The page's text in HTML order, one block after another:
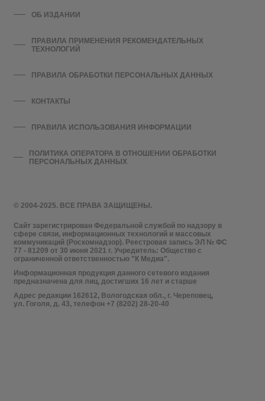
© 2004-2025. ВСЕ ПРАВА ЗАЩИЩЕНЫ.
Сайт зарегистрирован Федеральной службой по надзору в
сфере связи, информационных технологий и массовых
коммуникаций (Роскомнадзор). Реестровая запись ЭЛ № ФС
77 - 81209 от 30 июня 2021 г. Учредитель: Общество с
ограниченной ответственностью "К Медиа".
Информационная продукция данного сетевого издания
предназначена для лиц, достигших 16 лет и старше
Адрес редакции 162612, Вологодская обл., г. Череповец,
ул. Гоголя, д. 43, телефон +7 (8202) 28-20-40
ОБ ИЗДАНИИ
ПРАВИЛА ПРИМЕНЕНИЯ РЕКОМЕНДАТЕЛЬНЫХ
ТЕХНОЛОГИЙ
ПРАВИЛА ОБРАБОТКИ ПЕРСОНАЛЬНЫХ ДАННЫХ
КОНТАКТЫ
ПРАВИЛА ИСПОЛЬЗОВАНИЯ ИНФОРМАЦИИ
ПОЛИТИКА ОПЕРАТОРА В ОТНОШЕНИИ ОБРАБОТКИ
ПЕРСОНАЛЬНЫХ ДАННЫХ